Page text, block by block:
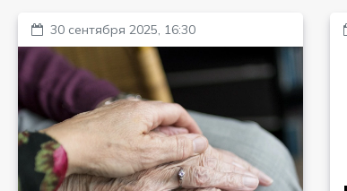
30 сентября 2025, 16:30